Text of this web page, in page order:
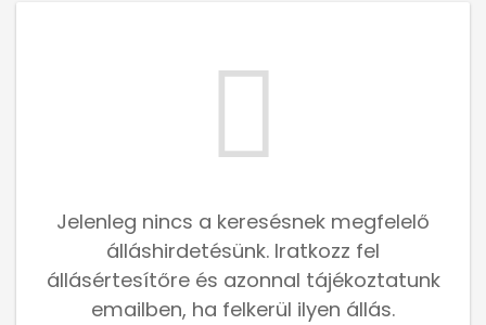
Jelenleg nincs a keresésnek megfelelő
álláshirdetésünk. Iratkozz fel
állásértesítőre és azonnal tájékoztatunk
emailben, ha felkerül ilyen állás.